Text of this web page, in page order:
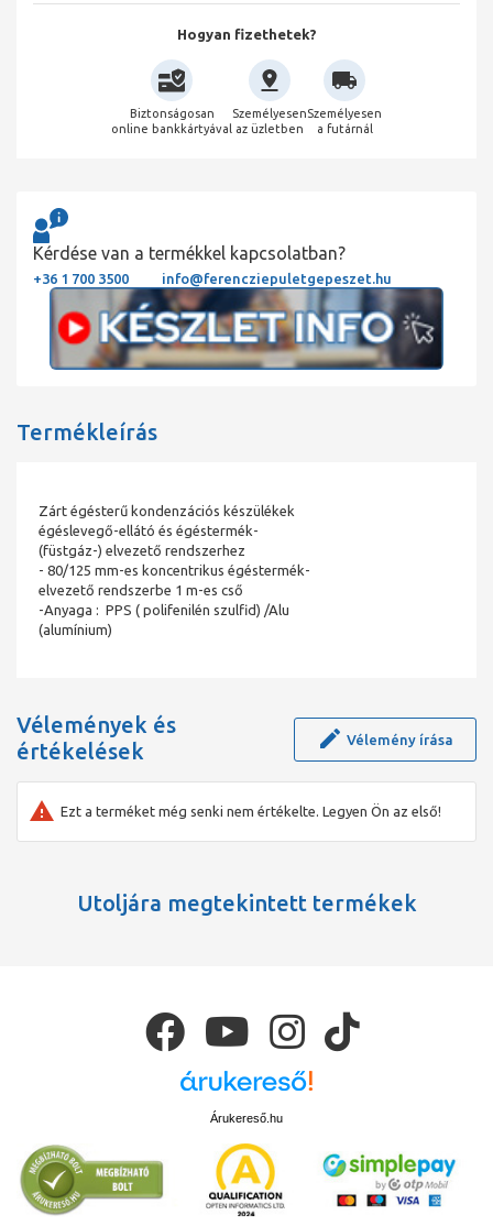
Hogyan fizethetek?
Biztonságosan
online bankkártyával
Személyesen
az üzletben
Személyesen
a futárnál
Kérdése van a termékkel kapcsolatban?
+36 1 700 3500 info@ferencziepuletgepeszet.hu
Termékleírás
Zárt égésterű kondenzációs készülékek
égéslevegő-ellátó és égéstermék-
(füstgáz-) elvezető rendszerhez
- 80/125 mm-es koncentrikus égéstermék-
elvezető rendszerbe 1 m-es cső
-Anyaga : PPS ( polifenilén szulfid) /Alu
(alumínium)
Vélemények és
értékelések
Vélemény írása
Ezt a terméket még senki nem értékelte. Legyen Ön az első!
Utoljára megtekintett termékek
Árukereső.hu